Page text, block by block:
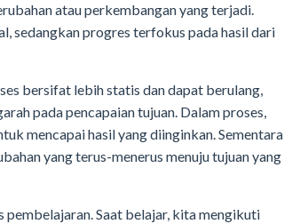
atau perkembangan yang terjadi.
sedangkan progres terfokus pada hasil dari
bersifat lebih statis dan dapat berulang,
pada pencapaian tujuan. Dalam proses,
mencapai hasil yang diinginkan. Sementara
yang terus-menerus menuju tujuan yang
Saat belajar, kita mengikuti